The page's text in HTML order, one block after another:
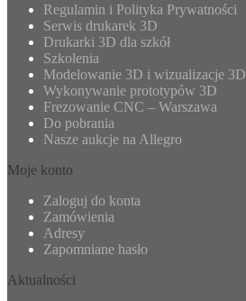
Regulamin i Polityka Prywatności
Serwis drukarek 3D
Drukarki 3D dla szkół
Szkolenia
Modelowanie 3D i wizualizacje 3D
Wykonywanie prototypów 3D
Frezowanie CNC – Warszawa
Do pobrania
Nasze aukcje na Allegro
Moje konto
Zaloguj do konta
Zamówienia
Adresy
Zapomniane hasło
Aktualności